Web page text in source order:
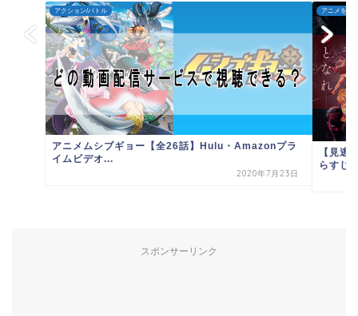
アクション/バトル
アニメムシブギョー【全26話】Hulu・Amazonプラ
イムビデオ...
2020年7月23日
アニメを探
【見逃
らすじ
スポンサーリンク